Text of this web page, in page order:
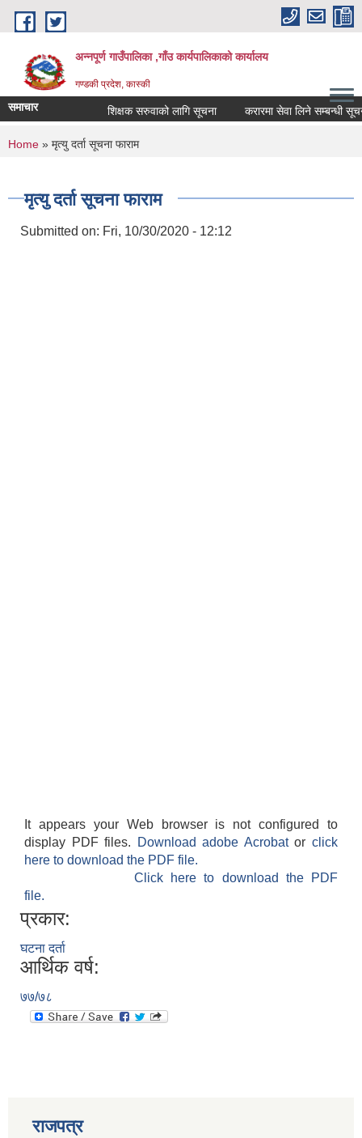
Skip to main content
अन्नपूर्ण गाउँपालिका ,गाँउ कार्यपालिकाको कार्यालय
गण्डकी प्रदेश, कास्की
समाचार शिक्षक सरुवाको लागि सूचना करारमा सेवा लिने सम्बन्धी सूचना ।
You are here
Home » मृत्यु दर्ता सूचना फाराम
मृत्यु दर्ता सूचना फाराम
Submitted on: Fri, 10/30/2020 - 12:12
It appears your Web browser is not configured to
display PDF files.
Download adobe Acrobatorclick
here to download the PDF file.
Click here to download the PDF
file.
प्रकार:
घटना दर्ता
आर्थिक वर्ष:
७७/७८
राजपत्र